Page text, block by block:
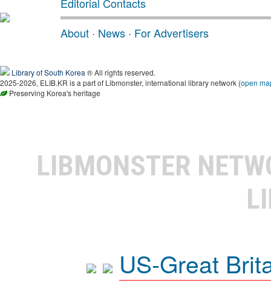
About · News · For Advertisers
Library of South Korea ® All rights reserved.
2025-2026, ELIB.KR is a part of Libmonster, international library network (open
Preserving Korea's heritage
LIBMONSTER
US-Great